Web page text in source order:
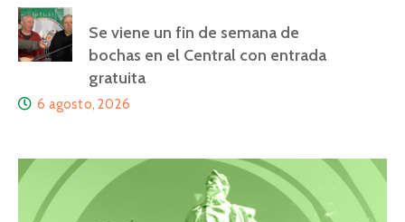
Se viene un fin de semana de
bochas en el Central con entrada
gratuita
6 agosto, 2026